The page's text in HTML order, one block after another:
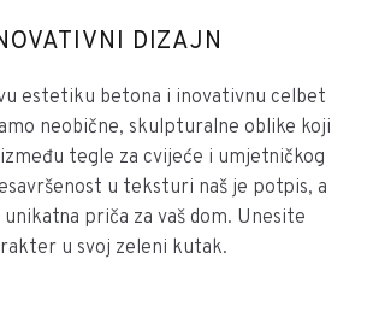
DIZAJN
estetiku betona i inovativnu celbet
neobične, skulpturalne oblike koji
tegle za cvijeće i umjetničkog
u teksturi naš je potpis, a
priča za vaš dom. Unesite
u svoj zeleni kutak.